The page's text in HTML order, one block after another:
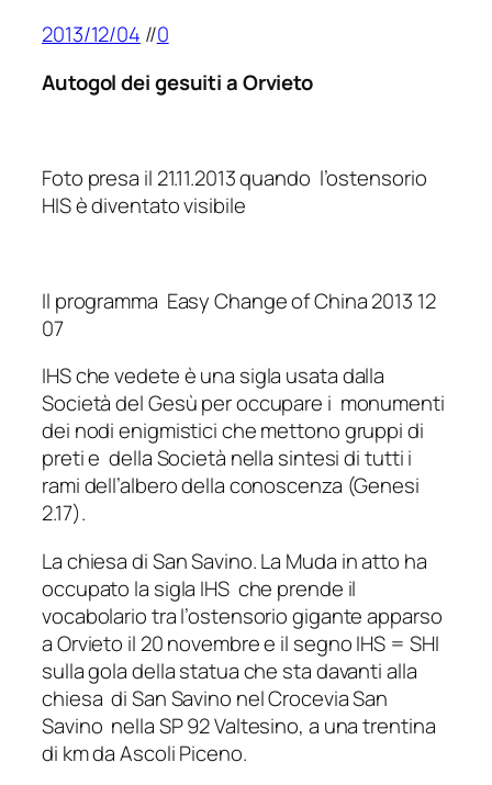
2013/12/04 //0
Autogol dei gesuiti a Orvieto
Foto presa il 21.11.2013 quando l’ostensorio
HIS è diventato visibile
Il programma Easy Change of China 2013 12
07
IHS che vedete è una sigla usata dalla
Società del Gesù per occupare i monumenti
dei nodi enigmistici che mettono gruppi di
preti e della Società nella sintesi di tutti i
rami dell’albero della conoscenza (Genesi
2.17).
La chiesa di San Savino. La Muda in atto ha
occupato la sigla IHS che prende il
vocabolario tra l’ostensorio gigante apparso
a Orvieto il 20 novembre e il segno IHS = SHI
sulla gola della statua che sta davanti alla
chiesa di San Savino nel Crocevia San
Savino nella SP 92 Valtesino, a una trentina
di km da Ascoli Piceno.